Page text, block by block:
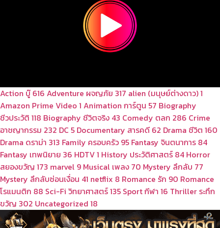
Action บู๊ 616 Adventure ผจญภัย 317 alien (มนุษย์ต่างดาว)1
Amazon Prime Video 1 Animation การ์ตูน 57 Biography
ชีวประวัติ 118 Biography ชีวิตจริง 43 Comedy ตลก 286 Crime
อาชญากรรม 232 DC 5 Documentary สารคดี 62 Drama ชีวิต 160
Drama ดราม่า 313 Family ครอบครัว 95 Fantasy จินตนาการ 84
Fantasy เทพนิยาย 36 HDTV1 History ประวัติศาสตร์ 84 Horror
สยองขวัญ 173 marvel 9 Musical เพลง 70 Mystery ลึกลับ 77
Mystery ลึกลับซ่อนเงื่อน 41 netflix 8 Romance รัก 90 Romance
โรแมนติก 88 Sci-Fi วิทยาศาสตร์135 Sport กีฬา 16 Thriller ระทึก
ขวัญ 302 Uncategorized 18